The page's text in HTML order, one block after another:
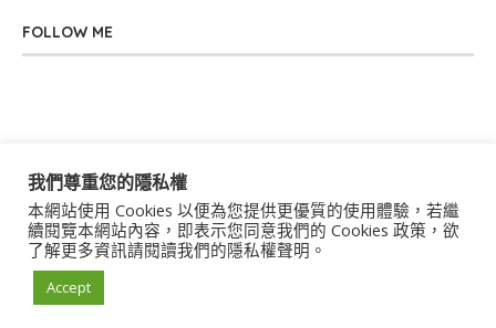
FOLLOW ME
關於我們 聯絡我們 服務條款 隱私權政策
著作權聲明 作者群
我們尊重您的隱私權
本網站使用 Cookies 以便為您提供更優質的使用體驗，若繼
續閱覽本網站內容，即表示您同意我們的 Cookies 政策，欲
了解更多資訊請閱讀我們的隱私權聲明。
Accept